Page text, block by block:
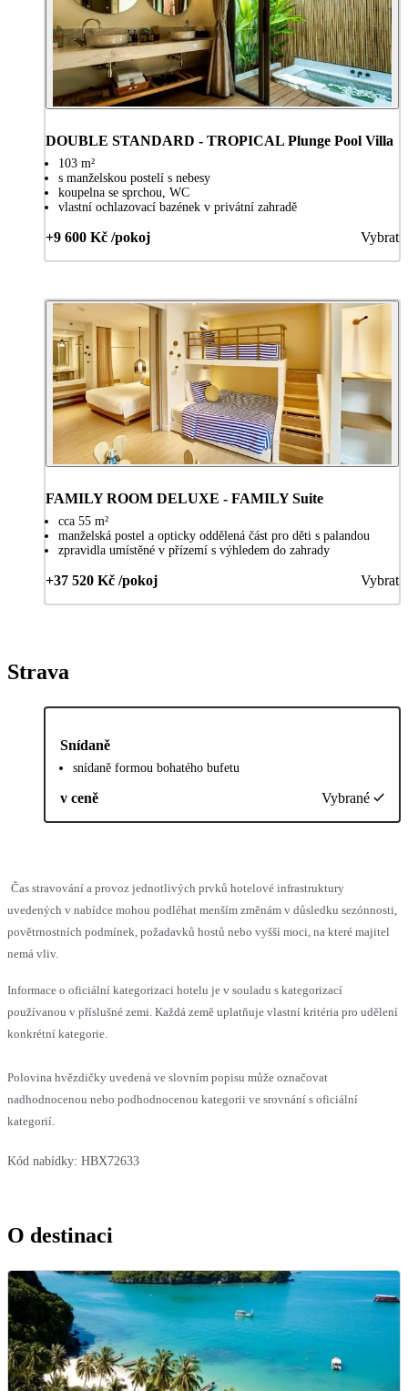
DOUBLE STANDARD - TROPICAL Plunge Pool Villa
103 m²
s manželskou postelí s nebesy
koupelna se sprchou, WC
vlastní ochlazovací bazének v privátní zahradě
+9 600 Kč /pokoj Vybrat
FAMILY ROOM DELUXE - FAMILY Suite
cca 55 m²
manželská postel a opticky oddělená část pro děti s palandou
zpravidla umístěné v přízemí s výhledem do zahrady
+37 520 Kč /pokoj Vybrat
Strava
Snídaně
snídaně formou bohatého bufetu
v ceně Vybrané
Čas stravování a provoz jednotlivých prvků hotelové infrastruktury
uvedených v nabídce mohou podléhat menším změnám v důsledku sezónnosti,
povětrnostních podmínek, požadavků hostů nebo vyšší moci, na které majitel
nemá vliv.
Informace o oficiální kategorizaci hotelu je v souladu s kategorizací
používanou v příslušné zemi. Každá země uplatňuje vlastní kritéria pro udělení
konkrétní kategorie.
Polovina hvězdičky uvedená ve slovním popisu může označovat
nadhodnocenou nebo podhodnocenou kategorii ve srovnání s oficiální
kategorií.
Kód nabídky: HBX72633
O destinaci